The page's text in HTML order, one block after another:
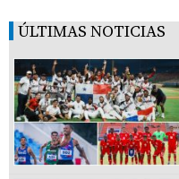
ÚLTIMAS NOTICIAS